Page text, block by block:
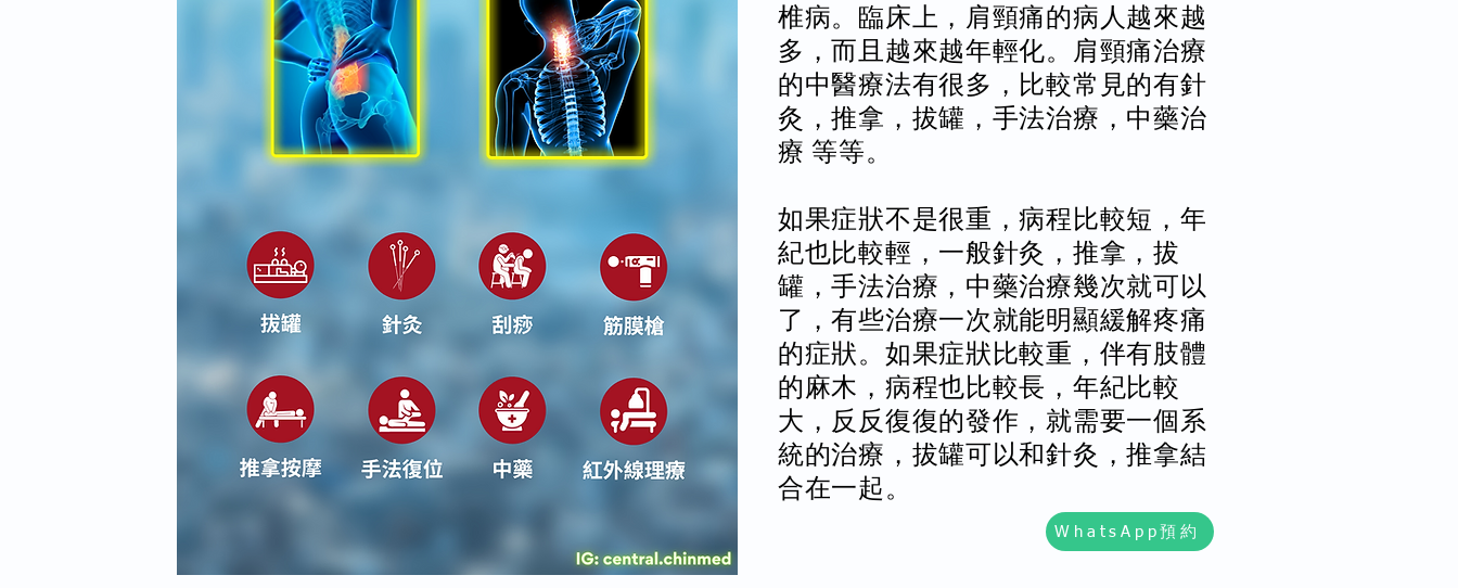
椎病。臨床上，肩頸痛的病人越來越
多，而且越來越年輕化。肩頸痛治療
的中醫療法有很多，比較常見的有針
灸，推拿，拔罐，手法治療，中藥治
療 等等。
如果症狀不是很重，病程比較短，年
紀也比較輕，一般針灸，推拿，拔
罐，手法治療，中藥治療幾次就可以
了，有些治療一次就能明顯緩解疼痛
的症狀。如果症狀比較重，伴有肢體
的麻木，病程也比較長，年紀比較
大，反反復復的發作，就需要一個系
統的治療，拔罐可以和針灸，推拿結
合在一起。
WhatsApp預約